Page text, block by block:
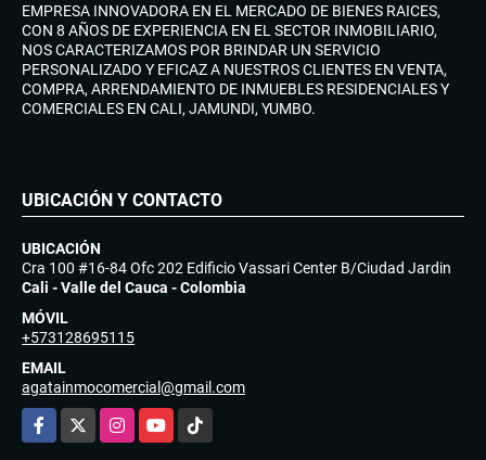
EMPRESA INNOVADORA EN EL MERCADO DE BIENES RAICES,
CON 8 AÑOS DE EXPERIENCIA EN EL SECTOR INMOBILIARIO,
NOS CARACTERIZAMOS POR BRINDAR UN SERVICIO
PERSONALIZADO Y EFICAZ A NUESTROS CLIENTES EN VENTA,
COMPRA, ARRENDAMIENTO DE INMUEBLES RESIDENCIALES Y
COMERCIALES EN CALI, JAMUNDI, YUMBO.
UBICACIÓN Y CONTACTO
UBICACIÓN
Cra 100 #16-84 Ofc 202 Edificio Vassari Center B/Ciudad Jardin
Cali - Valle del Cauca - Colombia
MÓVIL
+573128695115
EMAIL
agatainmocomercial@gmail.com
Facebook
InstagramYouTubeTikTok